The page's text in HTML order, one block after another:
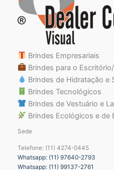
Brindes Empresariais
Brindes para o
Brindes de Hidratação e
Brindes Tecnológicos
Brindes de Vestuário e
Brindes Ecológicos e de
Sede
Telefone: (11) 4274-0445
Whatsapp: (11) 97640-2793
Whatsapp: (11) 99137-2761